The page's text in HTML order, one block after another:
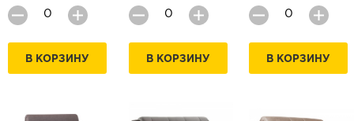
В КОРЗИНУ В КОРЗИНУ В КОРЗИНУ